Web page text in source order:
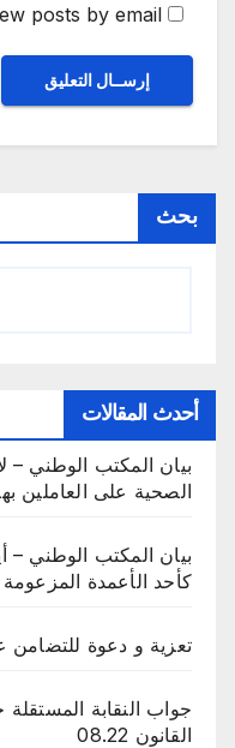
posts by email.
بحث
أحدث المقالات
بيان المكتب الوطني –
الصحية على العاملين
بيان المكتب الوطني –
كأحد الأعمدة المزعومة
تعزية و دعوة للتضامن
القانون 08.22